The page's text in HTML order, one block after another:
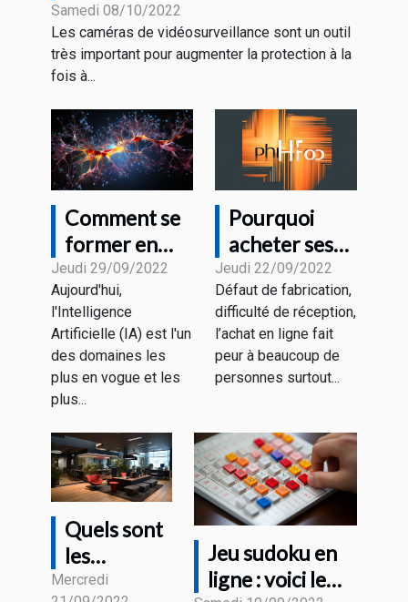
Samedi 08/10/2022
Les caméras de vidéosurveillance sont un outil
très important pour augmenter la protection à la
fois à...
Comment se
former en
Intelligence
Artificielle ?
Jeudi 29/09/2022
Aujourd'hui,
l'Intelligence
Artificielle (IA) est l'un
des domaines les
plus en vogue et les
plus...
Pourquoi
acheter ses
appareils
auprès du
Magasin HD
PROTECH ?
Jeudi 22/09/2022
Défaut de fabrication,
difficulté de réception,
l’achat en ligne fait
peur à beaucoup de
personnes surtout...
Quels sont
les
avantages
Mercredi
Jeu sudoku en
ligne : voici le